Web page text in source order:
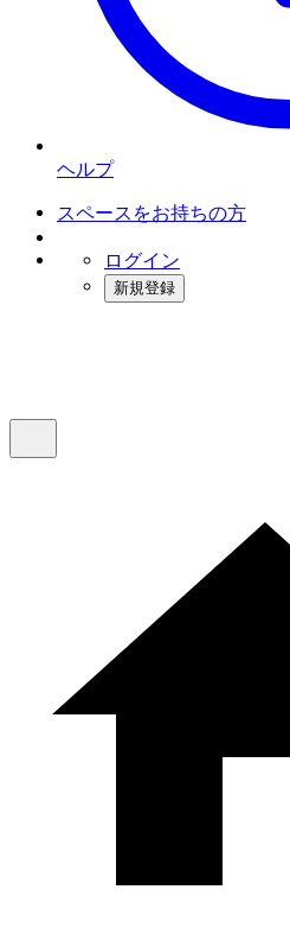
ヘルプ
スペースをお持ちの方
ログイン
新規登録